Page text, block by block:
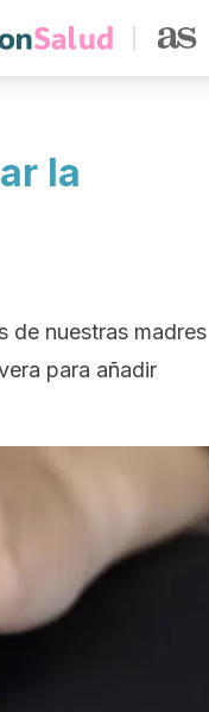
la
de nuestras madres
para añadir